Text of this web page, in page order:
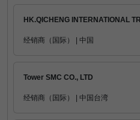
HK.QICHENG INTERNATIONAL
经销商（国际） | 中国
Tower SMC CO., LTD
经销商（国际） | 中国台湾